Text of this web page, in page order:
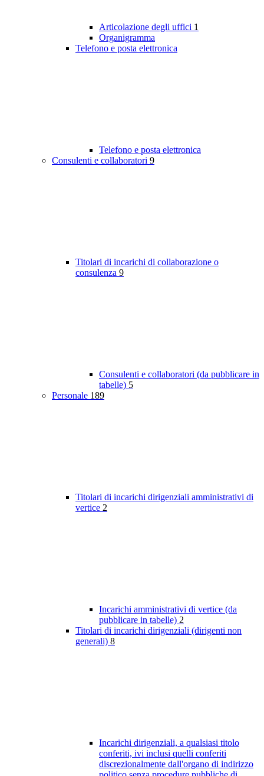
Articolazione degli uffici 1
Organigramma
Telefono e posta elettronica
Telefono e posta elettronica
Consulenti e collaboratori 9
Titolari di incarichi di collaborazione o
consulenza 9
Consulenti e collaboratori (da pubblicare in
tabelle) 5
Personale 189
Titolari di incarichi dirigenziali amministrativi di
vertice 2
Incarichi amministrativi di vertice (da
pubblicare in tabelle) 2
Titolari di incarichi dirigenziali (dirigenti non
generali) 8
Incarichi dirigenziali, a qualsiasi titolo
conferiti, ivi inclusi quelli conferiti
discrezionalmente dall'organo di indirizzo